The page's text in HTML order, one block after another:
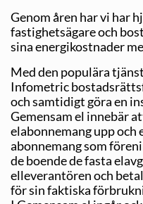
Genom åren har vi har
fastighetsägare och
sina energikostnader
Med den populära
Infometric
och samtidigt göra en
Gemensam el innebär
elabonnemang upp
abonnemang som
de boende de fasta
elleverantören och
för sin faktiska